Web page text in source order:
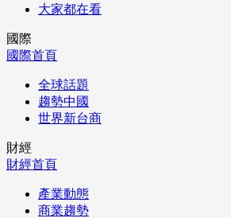
大家都在看
國際
國際首頁
全球話題
趨勢中國
世界新台商
財經
財經首頁
產業動態
商業趨勢